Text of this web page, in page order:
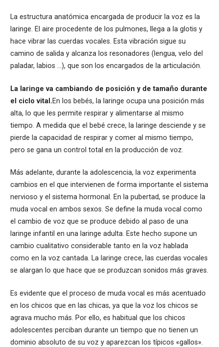
La estructura anatómica encargada de producir la voz es la
laringe. El aire procedente de los pulmones, llega a la glotis y
hace vibrar las cuerdas vocales. Esta vibración sigue su
camino de salida y alcanza los resonadores (lengua, velo del
paladar, labios …), que son los encargados de la articulación.
La laringe va cambiando de posición y de tamaño durante
el ciclo vital.En los bebés, la laringe ocupa una posición más
alta, lo que les permite respirar y alimentarse al mismo
tiempo. A medida que el bebé crece, la laringe desciende y se
pierde la capacidad de respirar y comer al mismo tiempo,
pero se gana un control total en la producción de voz.
Más adelante, durante la adolescencia, la voz experimenta
cambios en el que intervienen de forma importante el sistema
nervioso y el sistema hormonal. En la pubertad, se produce la
muda vocal en ambos sexos. Se define la muda vocal como
el cambio de voz que se produce debido al paso de una
laringe infantil en una laringe adulta. Este hecho supone un
cambio cualitativo considerable tanto en la voz hablada
como en la voz cantada. La laringe crece, las cuerdas vocales
se alargan lo que hace que se produzcan sonidos más graves.
Es evidente que el proceso de muda vocal es más acentuado
en los chicos que en las chicas, ya que la voz los chicos se
agrava mucho más. Por ello, es habitual que los chicos
adolescentes perciban durante un tiempo que no tienen un
dominio absoluto de su voz y aparezcan los típicos «gallos».